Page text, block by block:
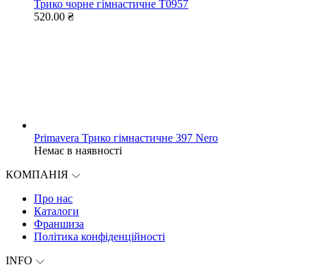
Трико чорне гімнастичне Т0957
520.00 ₴
Primavera Трико гімнастичне 397 Nero
Немає в наявності
КОМПАНІЯ
Про нас
Каталоги
Франшиза
Політика конфіденційності
INFO